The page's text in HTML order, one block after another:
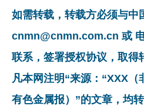
如需转载，转载方必须与中
cnmn@cnmn.com.cn 或 电
联系，签署授权协议，取得
凡本网注明“来源：“XXX（
有色金属报）”的文章，均